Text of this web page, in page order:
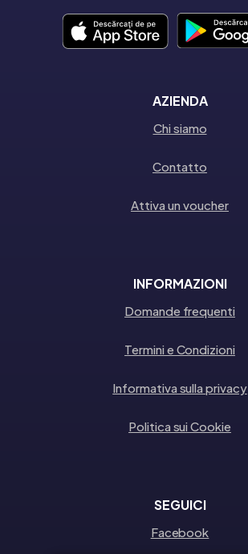
AZIENDA
Chi siamo
Contatto
Attiva un voucher
INFORMAZIONI
Domande frequenti
Termini e Condizioni
Informativa sulla privacy
Politica sui Cookie
SEGUICI
Facebook